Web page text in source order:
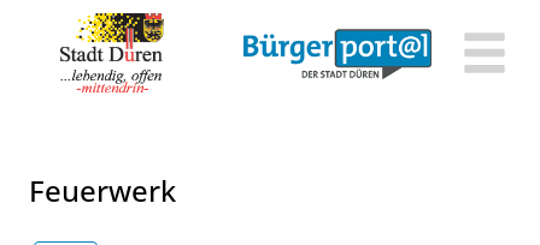
Zum Hauptinhalt springen
Zum Header
Zum Hauptinhalt
Zum Footer
Feuerwerk